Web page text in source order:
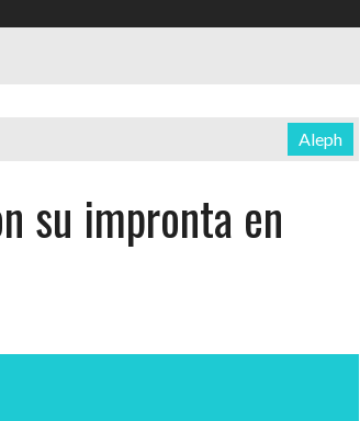
Aleph
su impronta en